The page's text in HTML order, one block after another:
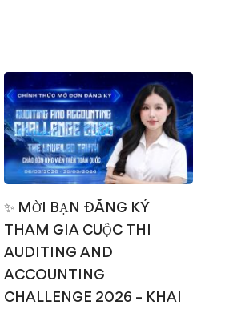
✨ MỜI BẠN ĐĂNG KÝ
THAM GIA CUỘC THI
AUDITING AND
ACCOUNTING
CHALLENGE 2026 – KHAI